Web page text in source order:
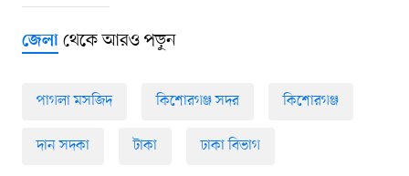
জেলাথেকে আরও পড়ুন
পাগলা মসজিদ কিশোরগঞ্জ সদর কিশোরগঞ্জ
দান সদকা টাকা ঢাকা বিভাগ